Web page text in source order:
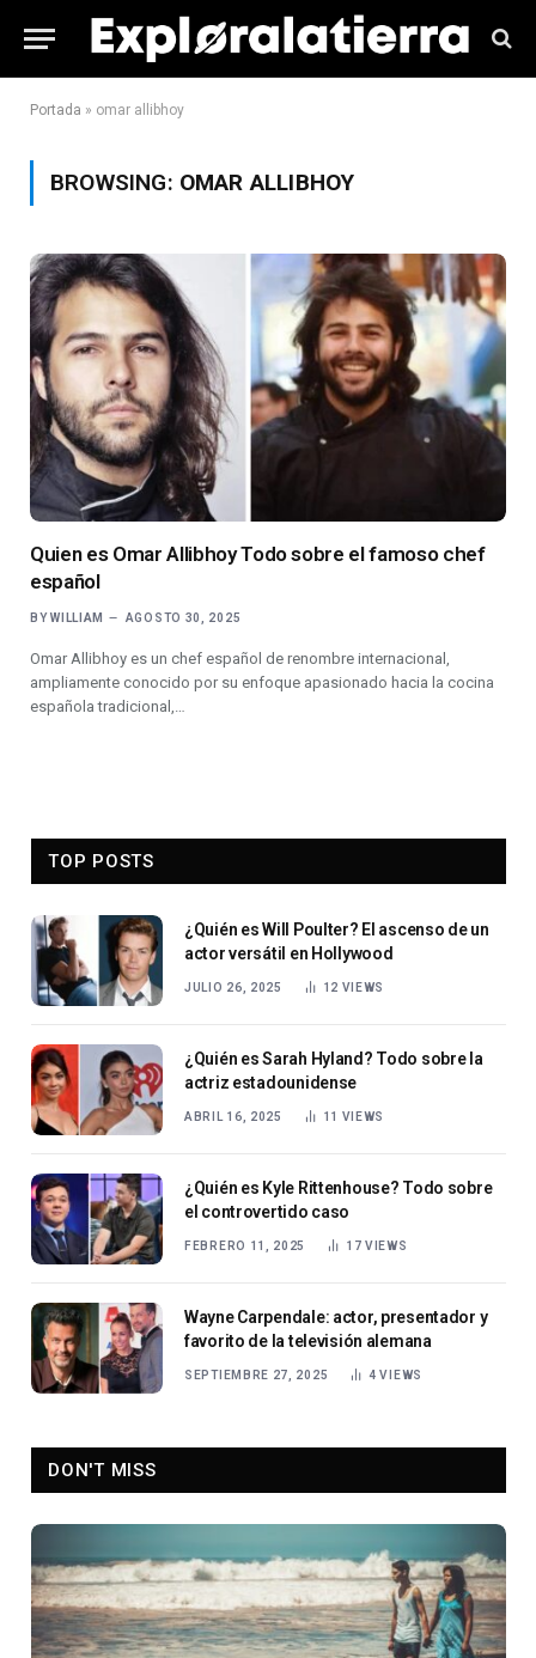
Portada » omar allibhoy
BROWSING: OMAR ALLIBHOY
Quien es Omar Allibhoy Todo sobre el famoso chef
español
BY WILLIAM AGOSTO 30, 2025
Omar Allibhoy es un chef español de renombre internacional,
ampliamente conocido por su enfoque apasionado hacia la cocina
española tradicional,…
TOP POSTS
¿Quién es Will Poulter? El ascenso de un
actor versátil en Hollywood
JULIO 26, 2025 12 VIEWS
¿Quién es Sarah Hyland? Todo sobre la
actriz estadounidense
ABRIL 16, 2025 11 VIEWS
¿Quién es Kyle Rittenhouse? Todo sobre
el controvertido caso
FEBRERO 11, 2025 17VIEWS
Wayne Carpendale: actor, presentador y
favorito de la televisión alemana
SEPTIEMBRE 27, 2025 4VIEWS
DON'T MISS